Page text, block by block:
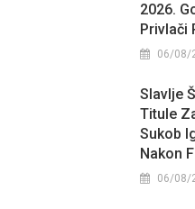
2026.
Privlači
06/08/
Slavlje
Titule
Sukob
Nakon
06/08/